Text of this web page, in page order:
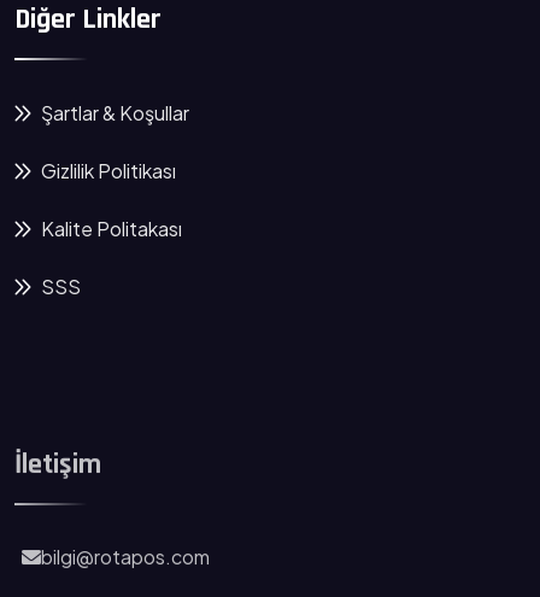
Diğer Linkler
Şartlar & Koşullar
Gizlilik Politikası
Kalite Politakası
SSS
İletişim
bilgi@rotapos.com